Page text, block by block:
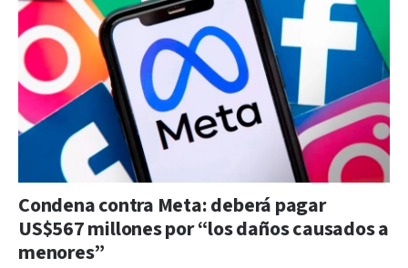
Condena contra Meta: deberá pagar
US$567 millones por “los daños causados a
menores”